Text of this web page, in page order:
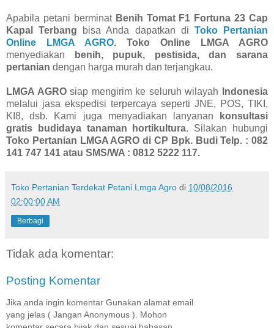
Apabila petani berminat Benih Tomat F1 Fortuna 23 Cap
Kapal Terbang
bisa Anda dapatkan di Toko Pertanian
Online LMGA AGRO. Toko Online LMGA AGRO
menyediakan
benih, pupuk, pestisida, dan sarana
pertanian dengan harga murah dan terjangkau.
LMGA AGROsiap mengirim ke seluruh wilayah
Indonesia
melalui jasa ekspedisi terpercaya seperti JNE, POS, TIKI,
KI8, dsb. Kami juga menyadiakan lanyanan
konsultasi
gratis budidaya tanaman hortikultura. Silakan hubungi
Toko Pertanian LMGA AGRO di CP Bpk. Budi Telp. : 082
141 747 141 atau SMS/WA : 0812 5222 117.
Toko Pertanian Terdekat Petani Lmga Agro di 10/08/2016
02:00:00 AM
Berbagi
Tidak ada komentar:
Posting Komentar
Jika anda ingin komentar Gunakan alamat email
yang jelas ( Jangan Anonymous ). Mohon